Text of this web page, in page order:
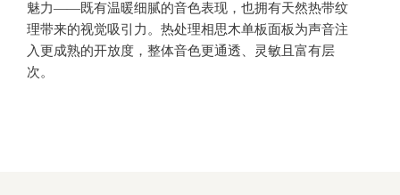
魅力——既有温暖细腻的音色表现，也拥有天然热带纹
理带来的视觉吸引力。热处理相思木单板面板为声音注
入更成熟的开放度，整体音色更通透、灵敏且富有层
次。